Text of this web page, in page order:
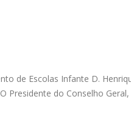
de Escolas Infante D.
O Presidente do Conselho